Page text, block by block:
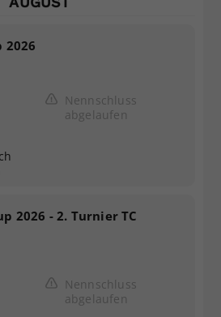
2026
Nennschluss
abgelaufen
2026 - 2. Turnier TC
Nennschluss
abgelaufen
generierte ID, für die
Einstellungen, falls der
Betreiber dies eingestellt